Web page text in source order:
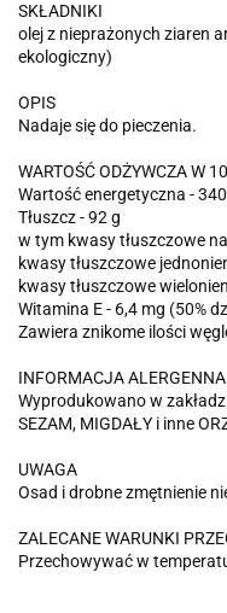
SKŁADNIKI
olej z nieprażonych ziaren
ekologiczny)
OPIS
Nadaje się do pieczenia.
WARTOŚĆ ODŻYWCZA W
Wartość energetyczna -
Tłuszcz - 92 g
w tym kwasy tłuszczowe
kwasy tłuszczowe
kwasy tłuszczowe
Witamina E - 6,4 mg (50%
Zawiera znikome ilości
INFORMACJA ALERGENNA
Wyprodukowano w
SEZAM, MIGDAŁY i inne
UWAGA
Osad i drobne zmętnienie
ZALECANE WARUNKI
Przechowywać w